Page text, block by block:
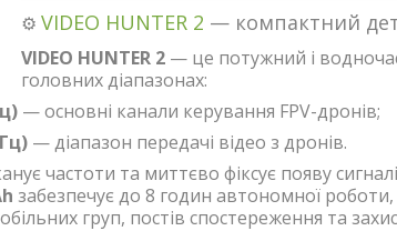
⚙️ VIDEO HUNTER 2 — компактний
VIDEO HUNTER 2 — це потужний і
головних діапазонах:
— основні канали керування FPV-дронів;
— діапазон передачі відео з дронів.
частоти та миттєво фіксує появу
забезпечує до 8 годин автономної
груп, постів спостереження та